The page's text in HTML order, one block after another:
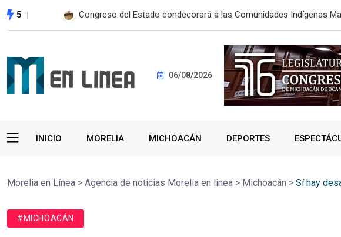
5 Autopista Maravatío-Zitácuaro será libre de peaje; ahorrarán 40
06/08/2026
INICIO MORELIA MICHOACÁN DEPORTES
Morelia en Línea > Agencia de noticias Morelia en linea > Michoacán > Sí hay
#MICHOACÁN